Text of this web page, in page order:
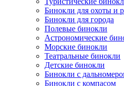
Бинокли для охоты и
Бинокли для города
Полевые бинокли
Астрономические
Морские бинокли
Театральные бинокли
Детские бинокли
Бинокли с
Бинокли с компасом